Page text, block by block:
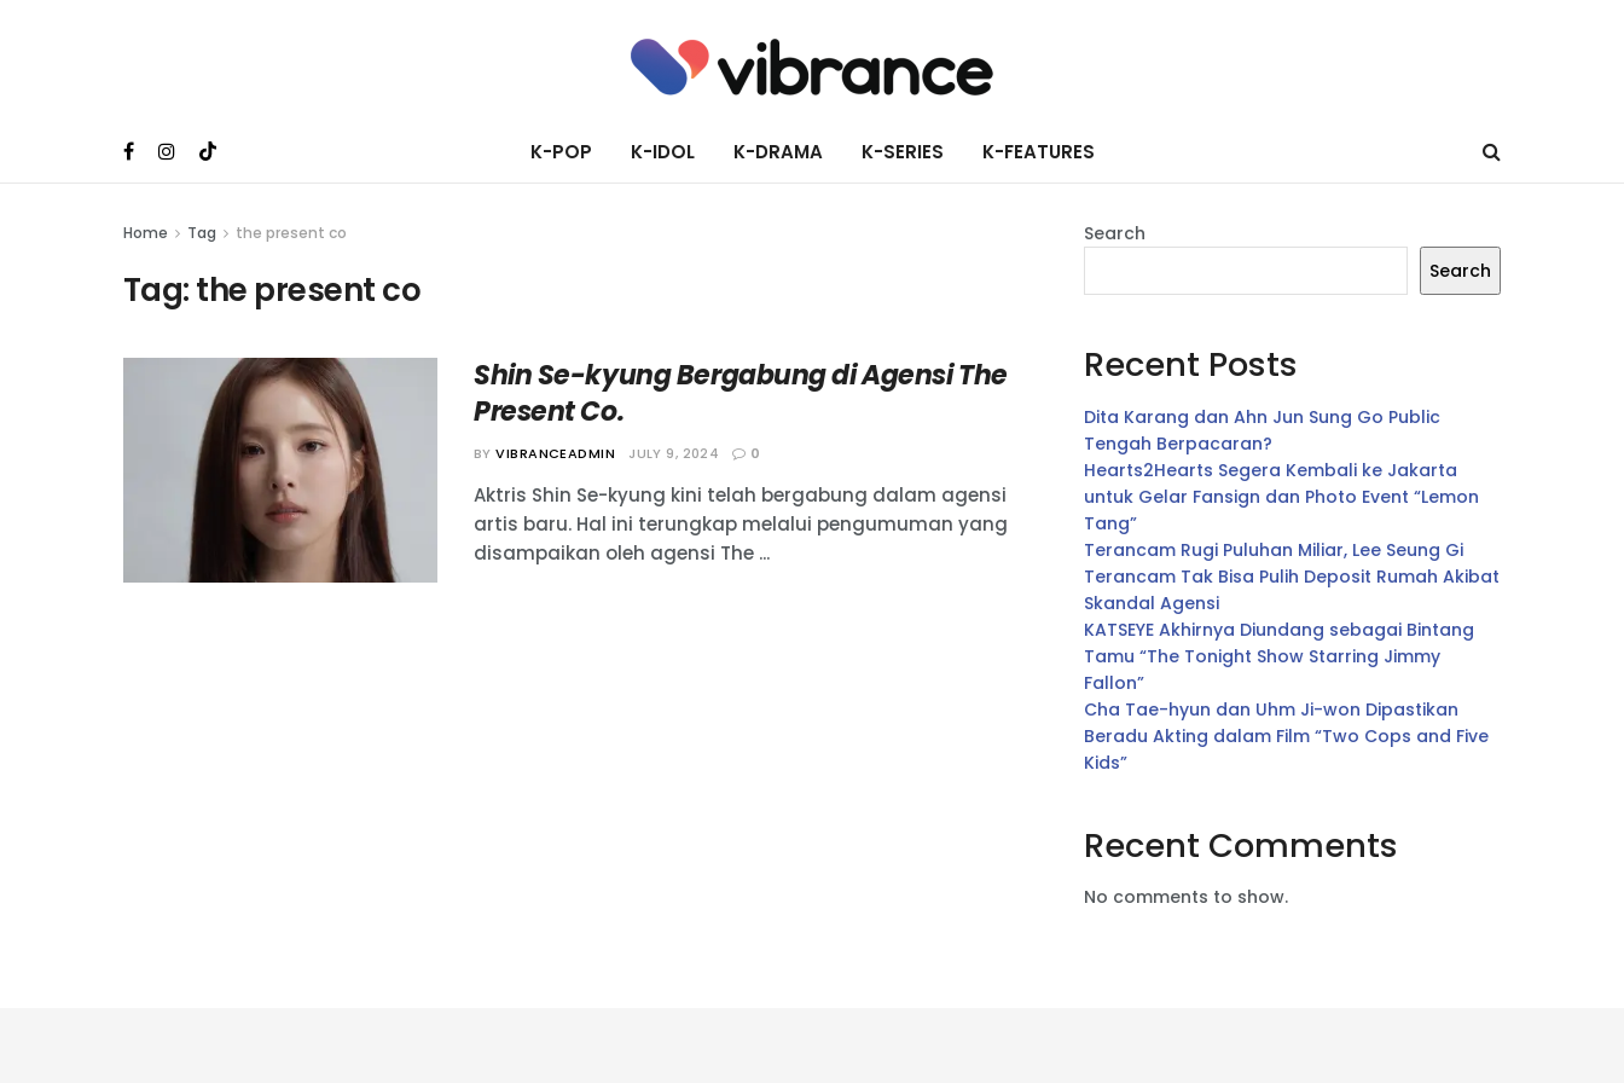
K-POP K-IDOL K-DRAMA K-SERIES K-FEATURES
Home Tag the present co
Tag:the present co
Shin Se-kyung Bergabung di Agensi The
Present Co.
BY VIBRANCEADMIN JULY 9, 2024 0
Aktris Shin Se-kyung kini telah bergabung dalam agensi
artis baru. Hal ini terungkap melalui pengumuman yang
disampaikan oleh agensi The ...
Search
Search
Recent Posts
Dita Karang dan Ahn Jun Sung Go Public
Tengah Berpacaran?
Hearts2Hearts Segera Kembali ke Jakarta
untuk Gelar Fansign dan Photo Event “Lemon
Tang”
Terancam Rugi Puluhan Miliar, Lee Seung Gi
Terancam Tak Bisa Pulih Deposit Rumah Akibat
Skandal Agensi
KATSEYE Akhirnya Diundang sebagai Bintang
Tamu “The Tonight Show Starring Jimmy
Fallon”
Cha Tae-hyun dan Uhm Ji-won Dipastikan
Beradu Akting dalam Film “Two Cops and Five
Kids”
Recent Comments
No comments to show.